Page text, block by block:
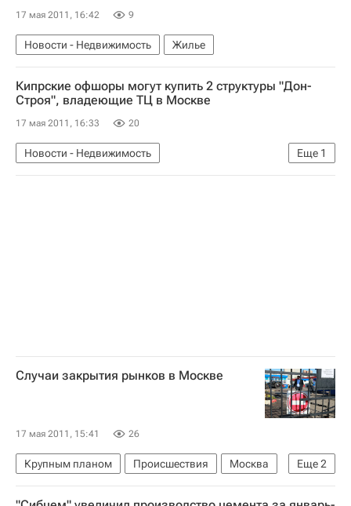
17 мая 2011, 16:42 9
Новости - Недвижимость Жилье
Кипрские офшоры могут купить 2 структуры "Дон-
Строя", владеющие ТЦ в Москве
17 мая 2011, 16:33 20
Еще 1
Новости - Недвижимость
Коммерческая недвижимость
Случаи закрытия рынков в Москве
17 мая 2011, 15:41 26
Еще2
Крупным планом Происшествия
Москва
Рынки
Аналитика – РИА Недвижимость